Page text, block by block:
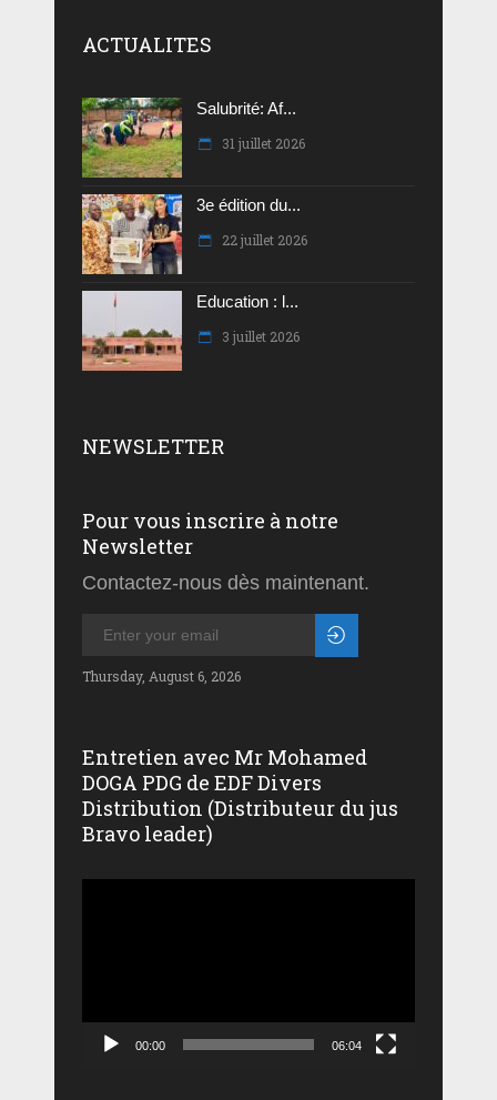
ACTUALITES
Salubrité: Af...
31 juillet 2026
3e édition du...
22 juillet 2026
Education : l...
3 juillet 2026
NEWSLETTER
Pour vous inscrire à notre
Newsletter
Contactez-nous dès maintenant.
Thursday, August 6, 2026
Entretien avec Mr Mohamed
DOGA PDG de EDF Divers
Distribution (Distributeur du jus
Bravo leader)
00:00 06:04